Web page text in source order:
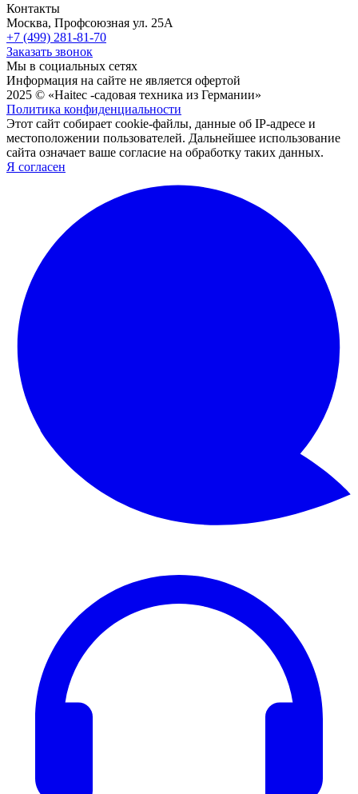
Контакты
Москва, Профсоюзная ул. 25А
+7 (499) 281-81-70
Заказать звонок
Мы в социальных сетях
Информация на сайте не является офертой
2025 © «Haitec -садовая техника из Германии»
Политика конфиденциальности
Этот сайт собирает cookie-файлы, данные об IP-адресе и
местоположении пользователей. Дальнейшее использование
сайта означает ваше согласие на обработку таких данных.
Я согласен